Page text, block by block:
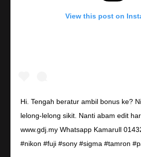
View this post on
Hi. Tengah beratur ambil bonus ke?
lelong-lelong sikit. Nanti abam edit
www.gdj.my Whatsapp Kamarull
#nikon #fuji #sony #sigma #tamron